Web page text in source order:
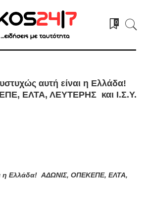
0
αυτή είναι η Ελλάδα!
ΕΛΤΑ, ΛΕΥΤΕΡΗΣ και Ι.Σ.Υ.
η Ελλάδα! ΑΔΩΝΙΣ, ΟΠΕΚΕΠΕ, ΕΛΤΑ,